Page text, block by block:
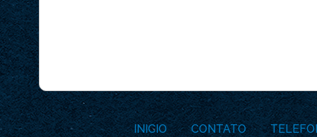
INICIO CONTATO